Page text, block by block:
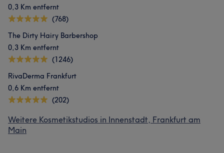
0,3 Km entfernt
(768)
The Dirty Hairy Barbershop
0,3 Km entfernt
(1246)
RivaDerma Frankfurt
0,6 Km entfernt
(202)
Weitere Kosmetikstudios in Innenstadt, Frankfurt am
Main